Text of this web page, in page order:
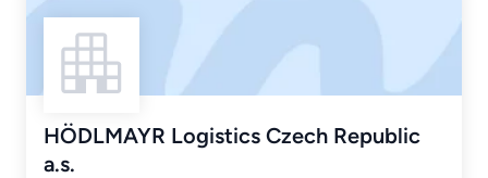
HÖDLMAYR Logistics Czech Republic
a.s.